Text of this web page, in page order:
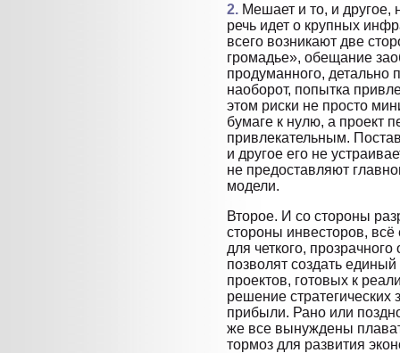
2. Мешает и то, и другое,
речь идет о крупных
всего возникают две
громадье», обещание
продуманного, детально
наоборот, попытка
этом риски не просто
бумаге к нулю, а проект
привлекательным.
и другое его не
не предоставляют
модели.
Второе. И со стороны
стороны инвесторов,
для четкого,
позволят создать
проектов, готовых к
решение стратегических
прибыли. Рано или
же все вынуждены
тормоз для развития